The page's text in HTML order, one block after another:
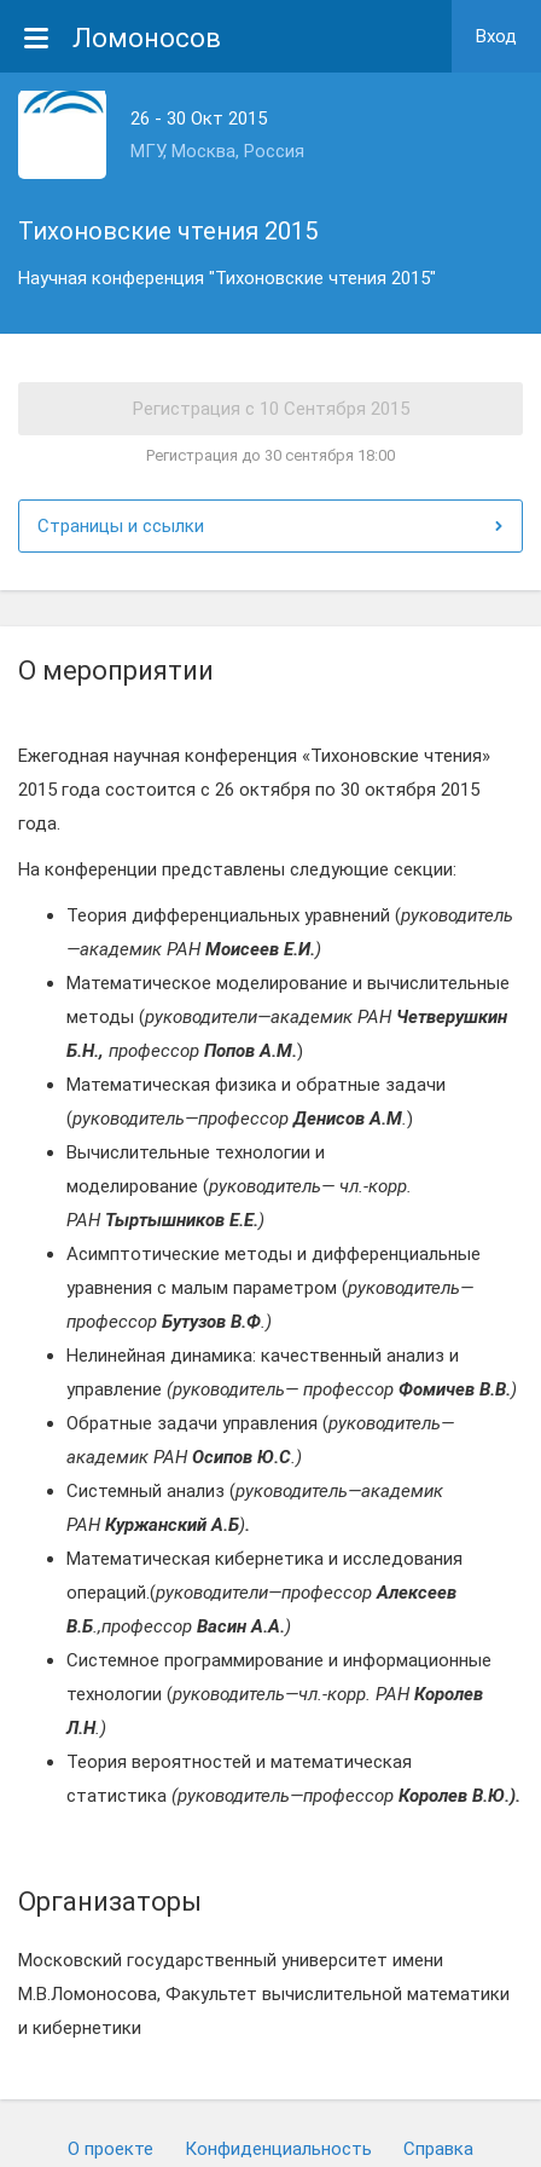
Ломоносов Вход
26 - 30 Окт 2015
МГУ, Москва, Россия
Тихоновские чтения 2015
Научная конференция "Тихоновские чтения 2015"
Регистрация до 30 сентября 18:00
Страницы и ссылки
О мероприятии
Ежегодная научная конференция «Тихоновские чтения»
2015 года состоится с 26 октября по 30 октября 2015
года.
На конференции представлены следующие секции:
Теория дифференциальных уравнений (руководитель
—академик РАНМоисеев Е.И.)
Математическое моделирование и вычислительные
методы (руководители—академик РАН Четверушкин
Б.Н., профессор Попов А.М.)
Математическая физика и обратные задачи
(руководитель—профессорДенисов А.М.)
Вычислительные технологии и
моделирование (руководитель— чл.-корр.
РАН Тыртышников Е.Е.)
Асимптотические методы и дифференциальные
уравнения с малым параметром (руководитель—
профессор Бутузов В.Ф.)
Нелинейная динамика: качественный анализ и
управление (руководитель— профессор Фомичев В.В.)
Обратные задачи управления (руководитель—
академик РАНОсипов Ю.С.)
Системный анализ (руководитель—академик
РАНКуржанский А.Б).
Математическая кибернетика и исследования
операций.(руководители—профессорАлексеев
В.Б.,профессор Васин А.А.)
Системное программирование и информационные
технологии (руководитель—чл.-корр. РАНКоролев
Л.Н.)
Теория вероятностей и математическая
статистика (руководитель—профессор Королев В.Ю.).
Организаторы
Московский государственный университет имени
М.В.Ломоносова, Факультет вычислительной математики
и кибернетики
О проекте Конфиденциальность Cправка